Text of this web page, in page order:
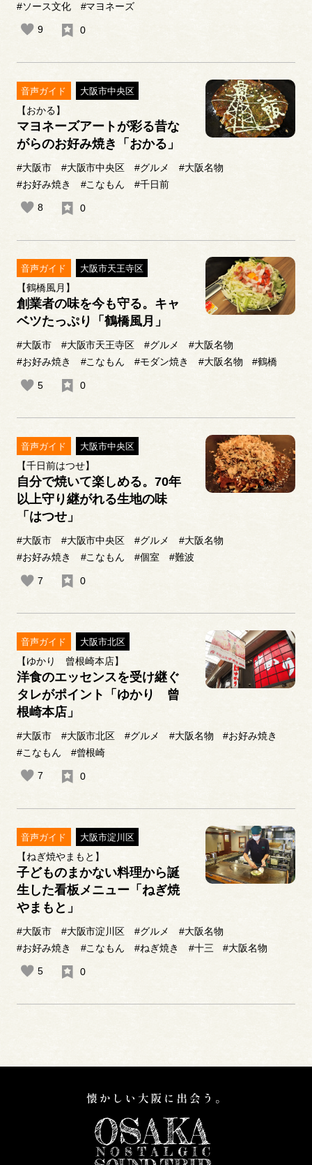
#ソース文化
#マヨネーズ
9 0
音声ガイド 大阪市中央区
【おかる】
マヨネーズアートが彩る昔な
がらのお好み焼き「おかる」
#大阪市 #大阪市中央区 #グルメ
#大阪名物
#お好み焼き
#こなもん #千日前
8 0
音声ガイド 大阪市天王寺区
【鶴橋風月】
創業者の味を今も守る。キャ
ベツたっぷり「鶴橋風月」
#大阪市 #大阪市天王寺区 #グルメ
#大阪名物
#お好み焼き
#こなもん #モダン焼き #大阪名物 #鶴橋
5 0
音声ガイド 大阪市中央区
【千日前はつせ】
自分で焼いて楽しめる。70年
以上守り継がれる生地の味
「はつせ」
#大阪市 #大阪市中央区 #グルメ
#大阪名物
#お好み焼き
#こなもん #個室 #難波
7 0
音声ガイド 大阪市北区
【ゆかり 曾根崎本店】
洋食のエッセンスを受け継ぐ
タレがポイント「ゆかり 曾
根崎本店」
#大阪市 #大阪市北区 #グルメ #大阪名物
#お好み焼き
#こなもん
#曾根崎
7 0
音声ガイド 大阪市淀川区
【ねぎ焼やまもと】
子どものまかない料理から誕
生した看板メニュー「ねぎ焼
やまもと」
#大阪市 #大阪市淀川区 #グルメ
#大阪名物
#お好み焼き
#こなもん #ねぎ焼き #十三 #大阪名物
5 0